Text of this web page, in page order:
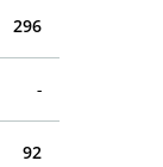
296
-
92